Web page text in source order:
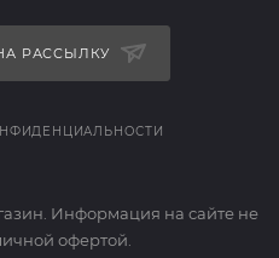
РАССЫЛКУ
Информация на сайте не
офертой.